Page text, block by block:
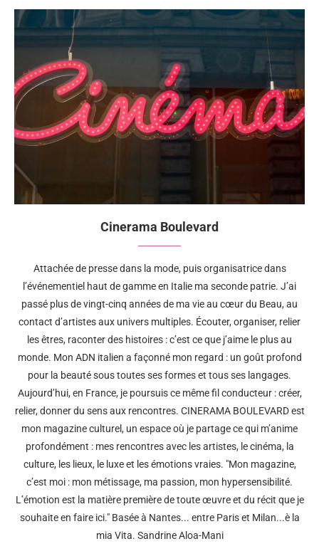
Cinerama Boulevard
Attachée de presse dans la mode, puis organisatrice dans
l’événementiel haut de gamme en Italie ma seconde patrie. J’ai
passé plus de vingt-cinq années de ma vie au cœur du Beau, au
contact d’artistes aux univers multiples. Écouter, organiser, relier
les êtres, raconter des histoires : c’est ce que j’aime le plus au
monde. Mon ADN italien a façonné mon regard : un goût profond
pour la beauté sous toutes ses formes et tous ses langages.
Aujourd’hui, en France, je poursuis ce même fil conducteur : créer,
relier, donner du sens aux rencontres. CINERAMA BOULEVARD est
mon magazine culturel, un espace où je partage ce qui m’anime
profondément : mes rencontres avec les artistes, le cinéma, la
culture, les lieux, le luxe et les émotions vraies. "Mon magazine,
c’est moi : mon métissage, ma passion, mon hypersensibilité.
L’émotion est la matière première de toute œuvre et du récit que je
souhaite en faire ici." Basée à Nantes... entre Paris et Milan...è la
mia Vita. Sandrine Aloa-Mani